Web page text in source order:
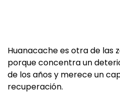
Huanacache es otra de las
porque concentra un
de los años y merece un
recuperación.